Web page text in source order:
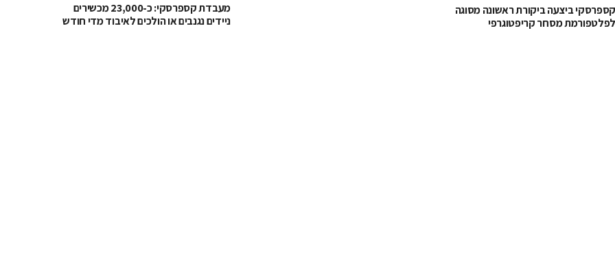
קספרסקי ביצעה ביקורת ראשונה מסוגה
לפלטפורמת מסחר קריפטוגרפי
מעבדת קספרסקי: כ-23,000 מכשירים
ניידים נגנבים או הולכים לאיבוד מדי חודש